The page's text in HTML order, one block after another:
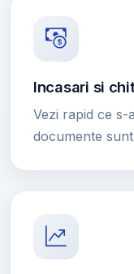
Incasari si
Vezi rapid ce s-
documente